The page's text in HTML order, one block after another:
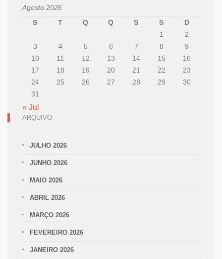
Agosto 2026
S
T Q Q S S
D
1
2
3
4 5 6 7 8
9
10
11 12 13 14 15
16
17
18 19 20 21 22
23
24
25 26 27 28 29
30
31
« Jul
ARQUIVO
JULHO 2026
JUNHO 2026
MAIO 2026
ABRIL 2026
MARÇO 2026
FEVEREIRO 2026
JANEIRO 2026